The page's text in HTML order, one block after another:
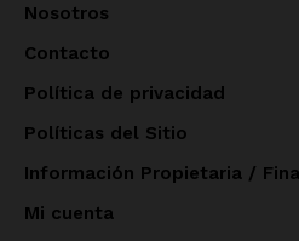
Nosotros
Contacto
Política de privacidad
Políticas del Sitio
Información Propietaria /
Mi cuenta